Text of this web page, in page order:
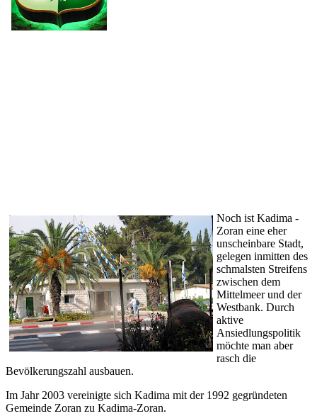
Noch ist Kadima -
Zoran eine eher
unscheinbare Stadt,
gelegen inmitten des
schmalsten Streifens
zwischen dem
Mittelmeer und der
Westbank. Durch
aktive
Ansiedlungspolitik
möchte man aber
rasch die
Bevölkerungszahl ausbauen.
Im Jahr 2003 vereinigte sich Kadima mit der 1992 gegründeten
Gemeinde Zoran zu Kadima-Zoran.